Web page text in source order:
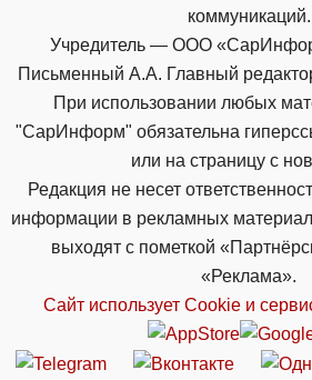
коммуникаций.
Учредитель — ООО
Письменный А.А. Главный
При использовании любых
"СарИнформ" обязательна
или на страницу с
Редакция не несет
информации в рекламных
выходят с пометкой
«Реклама».
Сайт использует Cookie и